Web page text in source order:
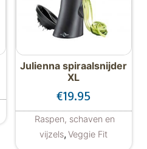
Julienna spiraalsnijder
XL
€19.95
Raspen, schaven en
vijzels, Veggie Fit